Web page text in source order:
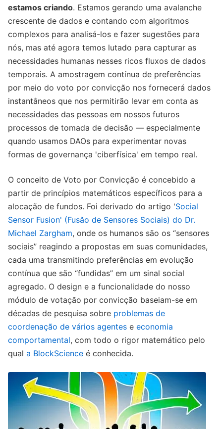
estamos criando. Estamos gerando uma avalanche
crescente de dados e contando com algoritmos
complexos para analisá-los e fazer sugestões para
nós, mas até agora temos lutado para capturar as
necessidades humanas nesses ricos fluxos de dados
temporais. A amostragem contínua de preferências
por meio do voto por convicção nos fornecerá dados
instantâneos que nos permitirão levar em conta as
necessidades das pessoas em nossos futuros
processos de tomada de decisão — especialmente
quando usamos DAOs para experimentar novas
formas de governança 'ciberfísica' em tempo real.
O conceito de Voto por Convicção é concebido a
partir de princípios matemáticos específicos para a
alocação de fundos. Foi derivado do artigo 'Social
Sensor Fusion' (Fusão de Sensores Sociais) do Dr.
Michael Zargham, onde os humanos são os “sensores
sociais” reagindo a propostas em suas comunidades,
cada uma transmitindo preferências em evolução
contínua que são “fundidas” em um sinal social
agregado. O design e a funcionalidade do nosso
módulo de votação por convicção baseiam-se em
décadas de pesquisa sobre problemas de
coordenação de vários agentes e economia
comportamental, com todo o rigor matemático pelo
qual a BlockScience é conhecida.